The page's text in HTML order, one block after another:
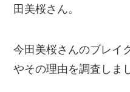
田美桜さん。
今田美桜さんのブレイ
やその理由を調査しま